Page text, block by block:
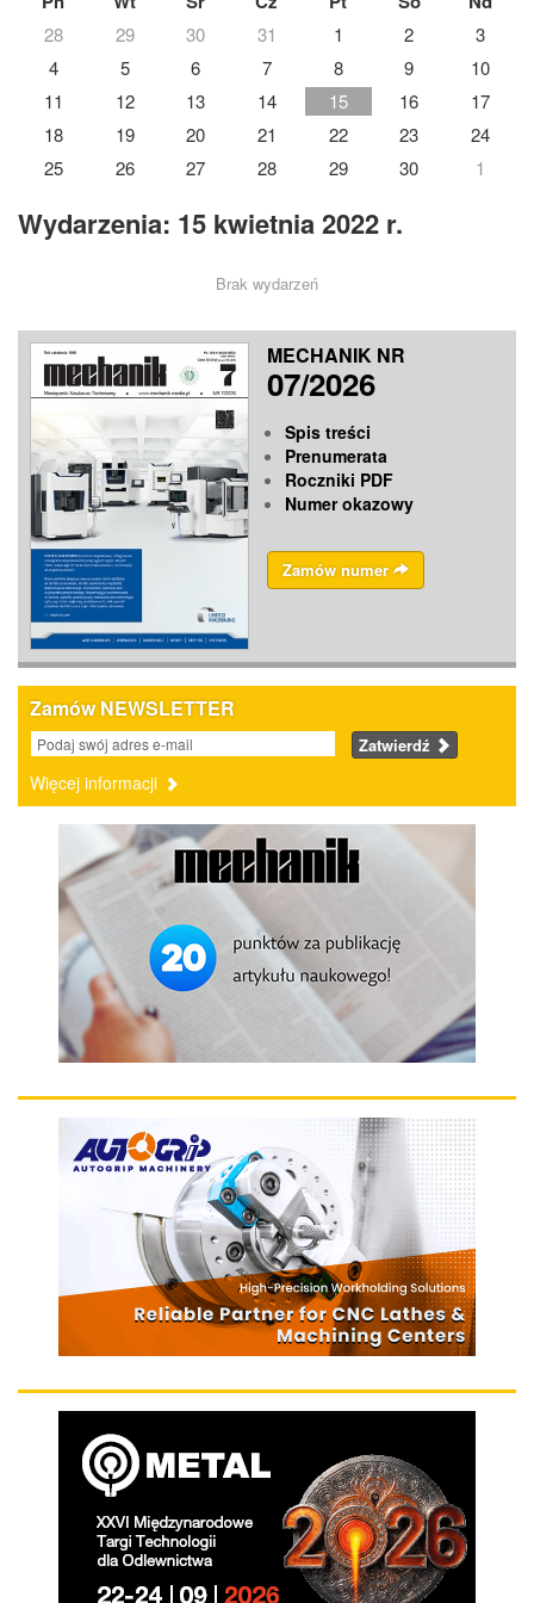
28 29 30 31 1 2
3
4
5 6 7 8 9
10
11
12 13 14 15 16
17
18
19 20 21 22 23
24
25
26 27 28 29 30 1
Wydarzenia: 15 kwietnia 2022 r.
Brak wydarzeń
MECHANIK NR
07/2026
Spis treści
Prenumerata
Roczniki PDF
Numer okazowy
Zamów numer
Zamów NEWSLETTER
Zatwierdź
Więcej informacji